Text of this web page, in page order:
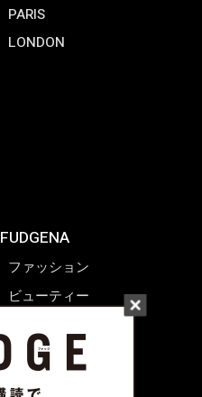
PARIS
LONDON
FUDGENA
ファッション
ビューティー
ライフスタイル